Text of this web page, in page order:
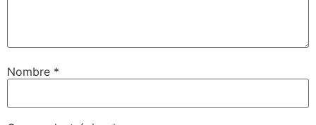
Nombre *